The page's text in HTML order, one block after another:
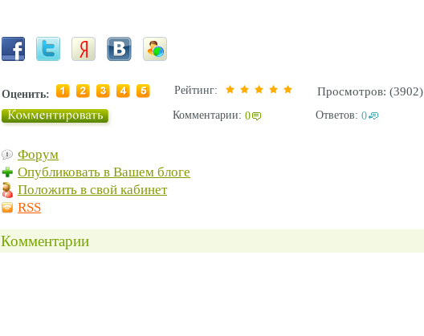
Оценить: Рейтинг: Просмотров: (3902)
Комментарии: 0 Ответов: 0
Форум
Опубликовать в Вашем блоге
Положить в свой кабинет
RSS
Комментарии